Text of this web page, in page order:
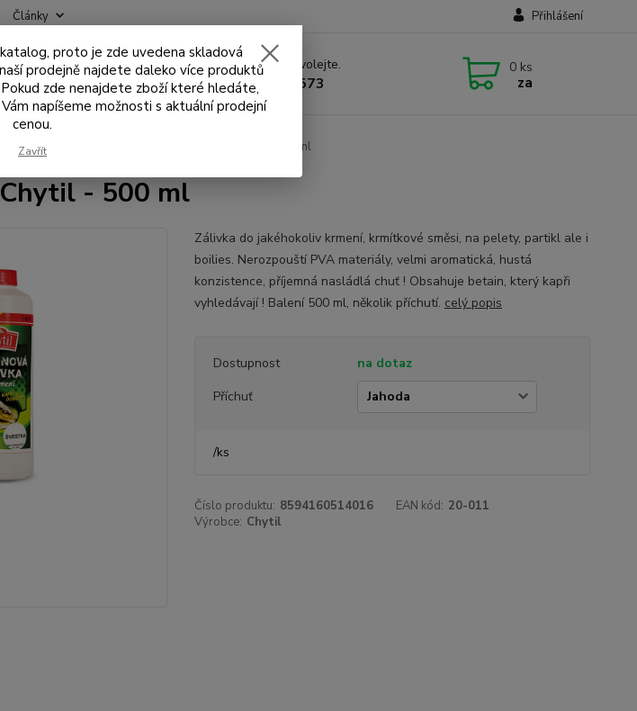
Články Přihlášení
Hledat Nevíte si rady? Zavolejte.
+420 732 707 573
0 ks
za
Dipy, Essence, Oleje Betainová zálivka Chytil - 500 ml
- 500 ml
Zálivka do jakéhokoliv krmení, krmítkové směsi, na pelety, partikl ale i
boilies. Nerozpouští PVA materiály, velmi aromatická, hustá
konzistence, příjemná nasládlá chuť ! Obsahuje betain, který kapři
vyhledávají ! Balení 500 ml, několik příchutí. celý popis
Dostupnost
na dotaz
Příchuť
/ks
Číslo produktu: 8594160514016 EAN kód: 20-011
Výrobce: Chytil
proto je zde uvedena skladová
prodejně najdete daleko více produktů
zde nenajdete zboží které hledáte,
napíšeme možnosti s aktuální prodejní
cenou.
Zavřít